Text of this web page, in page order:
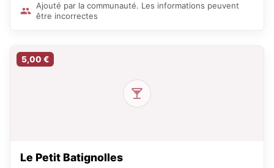
Ajouté par la communauté. Les informations peuvent
être incorrectes
5,00 €
Le Petit Batignolles